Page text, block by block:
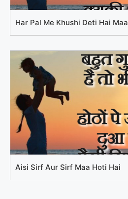
Har Pal Me Khushi Deti Hai Maa
Aisi Sirf Aur Sirf Maa Hoti Hai